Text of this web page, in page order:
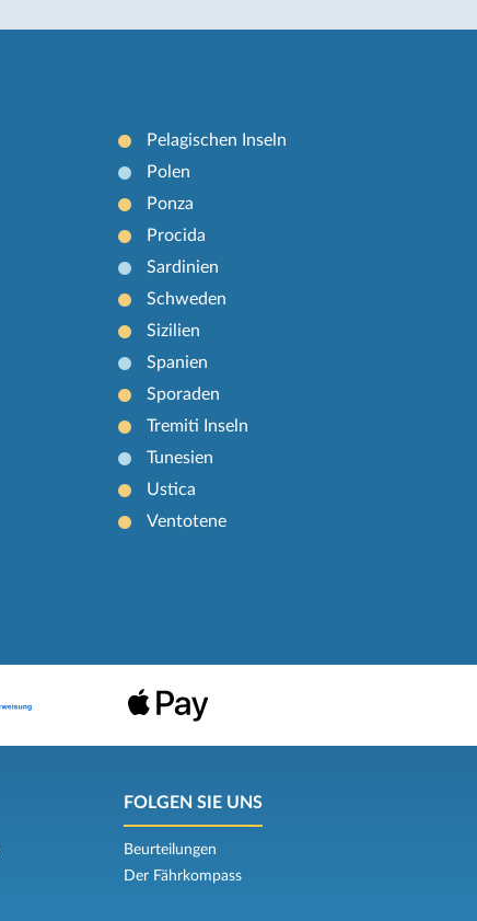
Pelagischen Inseln
Polen
Ponza
Procida
Sardinien
Schweden
Sizilien
Spanien
Sporaden
Tremiti Inseln
Tunesien
Ustica
Ventotene
FOLGEN SIE UNS
Beurteilungen
Der Fährkompass